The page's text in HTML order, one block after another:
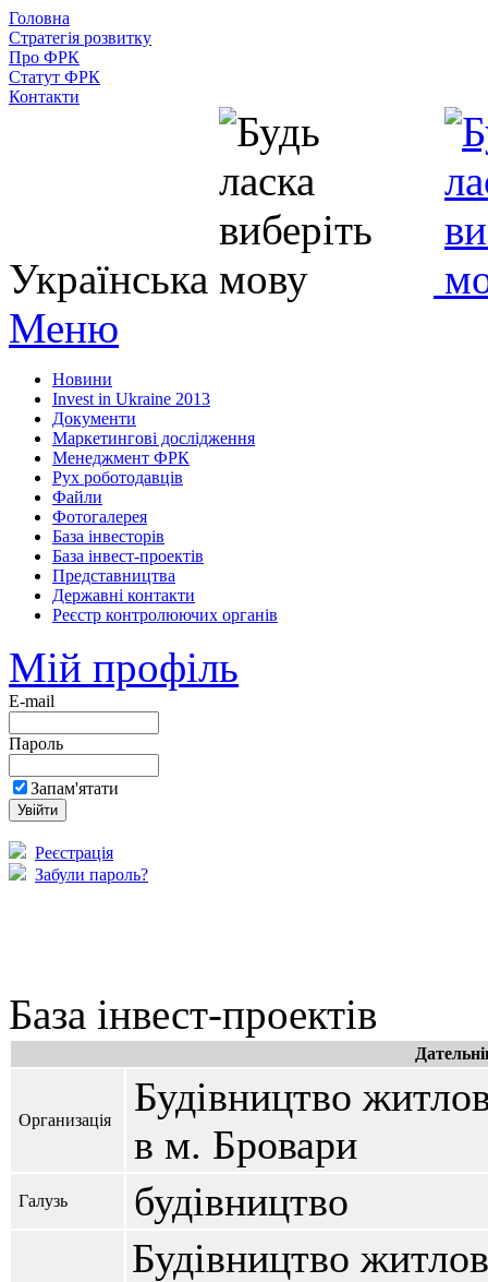
Головна
Стратегія розвитку
Про ФРК
Статут ФРК
Контакти
Українська
Меню
Новини
Invest in Ukraine 2013
Документи
Маркетингові дослідження
Менеджмент ФРК
Рух роботодавців
Файли
Фотогалерея
База інвесторів
База інвест-проектів
Представництва
Державні контакти
Реєстр контролюючих органів
Мій профіль
E-mail
Пароль
Запам'ятати
Реєстрація
Забули пароль?
База інвест-проектів
Организація
Будівництво
в м. Бровари
Галузь будівництво
Будівництво